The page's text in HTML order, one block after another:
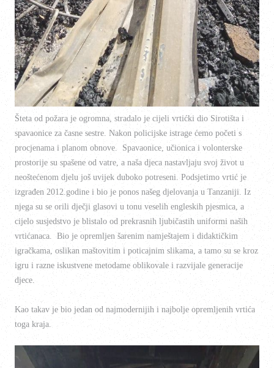
Šteta od požara je ogromna, stradalo je cijeli vrtićki dio Sirotišta i
spavaonice za časne sestre. Nakon policijske istrage ćemo početi s
procjenama i planom obnove. Spavaonice, učionica i volonterske
prostorije su spašene od vatre, a naša djeca nastavljaju svoj život u
neoštećenom djelu još uvijek duboko potreseni. Podsjetimo vrtić je
izgrađen 2012.godine i bio je ponos našeg djelovanja u Tanzaniji. Iz
njega su se orili dječji glasovi u tonu veselih engleskih pjesmica, a
cijelo susjedstvo je blistalo od prekrasnih ljubičastih uniformi naših
vrtićanaca. Bio je opremljen šarenim namještajem i didaktičkim
igračkama, oslikan maštovitim i poticajnim slikama, a tamo su se kroz
igru i razne iskustvene metodame oblikovale i razvijale generacije
djece.
Kao takav je bio jedan od najmodernijih i najbolje opremljenih vrtića
toga kraja.